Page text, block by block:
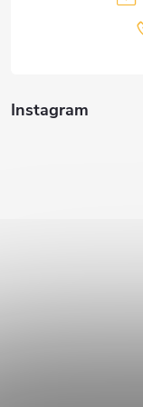
Instagram